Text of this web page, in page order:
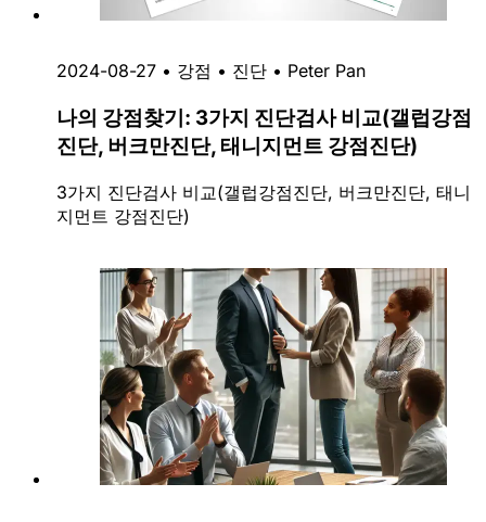
2024-08-27 • 강점 • 진단 • Peter Pan
나의 강점찾기: 3가지 진단검사 비교(갤럽강점
진단, 버크만진단, 태니지먼트 강점진단)
3가지 진단검사 비교(갤럽강점진단, 버크만진단, 태니
지먼트 강점진단)